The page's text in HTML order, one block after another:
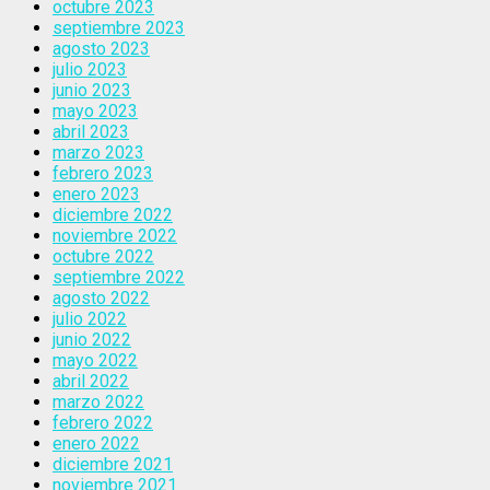
octubre 2023
septiembre 2023
agosto 2023
julio 2023
junio 2023
mayo 2023
abril 2023
marzo 2023
febrero 2023
enero 2023
diciembre 2022
noviembre 2022
octubre 2022
septiembre 2022
agosto 2022
julio 2022
junio 2022
mayo 2022
abril 2022
marzo 2022
febrero 2022
enero 2022
diciembre 2021
noviembre 2021